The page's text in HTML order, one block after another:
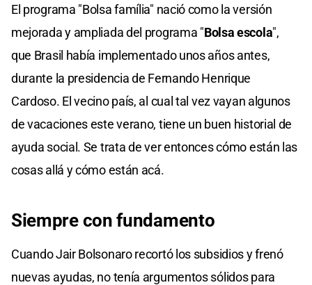
El programa "Bolsa família" nació como la versión
mejorada y ampliada del programa "Bolsa escola",
que Brasil había implementado unos años antes,
durante la presidencia de Fernando Henrique
Cardoso. El vecino país, al cual tal vez vayan algunos
de vacaciones este verano, tiene un buen historial de
ayuda social. Se trata de ver entonces cómo están las
cosas allá y cómo están acá.
Siempre con fundamento
Cuando Jair Bolsonaro recortó los subsidios y frenó
nuevas ayudas, no tenía argumentos sólidos para